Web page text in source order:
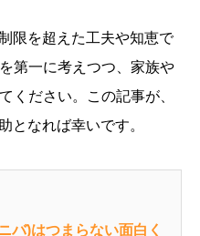
限を超えた工夫や知恵で
第一に考えつつ、家族や
ください。この記事が、
となれば幸いです。
バ)はつまらない面白く